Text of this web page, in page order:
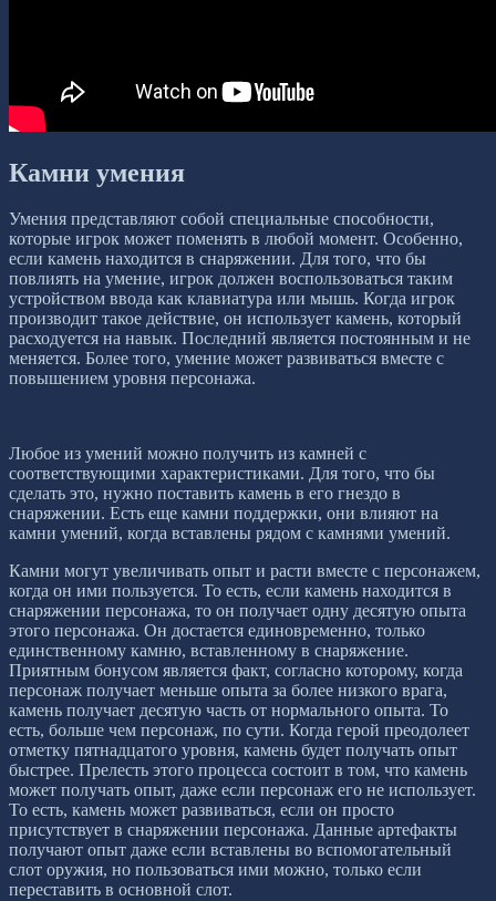
Камни умения
Умения представляют собой специальные способности,
которые игрок может поменять в любой момент. Особенно,
если камень находится в снаряжении. Для того, что бы
повлиять на умение, игрок должен воспользоваться таким
устройством ввода как клавиатура или мышь. Когда игрок
производит такое действие, он использует камень, который
расходуется на навык. Последний является постоянным и не
меняется. Более того, умение может развиваться вместе с
повышением уровня персонажа.
Любое из умений можно получить из камней с
соответствующими характеристиками. Для того, что бы
сделать это, нужно поставить камень в его гнездо в
снаряжении. Есть еще камни поддержки, они влияют на
камни умений, когда вставлены рядом с камнями умений.
Камни могут увеличивать опыт и расти вместе с персонажем,
когда он ими пользуется. То есть, если камень находится в
снаряжении персонажа, то он получает одну десятую опыта
этого персонажа. Он достается единовременно, только
единственному камню, вставленному в снаряжение.
Приятным бонусом является факт, согласно которому, когда
персонаж получает меньше опыта за более низкого врага,
камень получает десятую часть от нормального опыта. То
есть, больше чем персонаж, по сути. Когда герой преодолеет
отметку пятнадцатого уровня, камень будет получать опыт
быстрее. Прелесть этого процесса состоит в том, что камень
может получать опыт, даже если персонаж его не использует.
То есть, камень может развиваться, если он просто
присутствует в снаряжении персонажа. Данные артефакты
получают опыт даже если вставлены во вспомогательный
слот оружия, но пользоваться ими можно, только если
переставить в основной слот.